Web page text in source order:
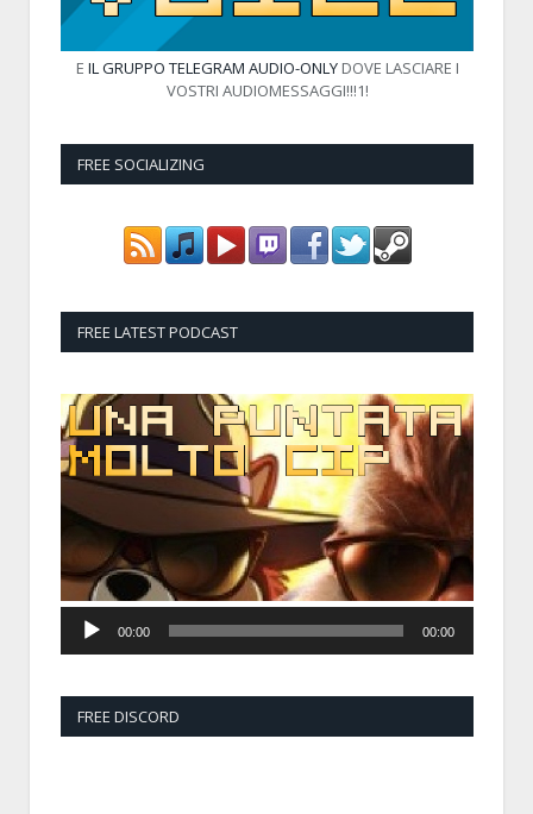
E IL GRUPPO TELEGRAM AUDIO-ONLYDOVE LASCIARE I
VOSTRI AUDIOMESSAGGI!!!1!
FREE SOCIALIZING
FREE LATEST PODCAST
Audio
Player
00:00 00:00
FREE DISCORD